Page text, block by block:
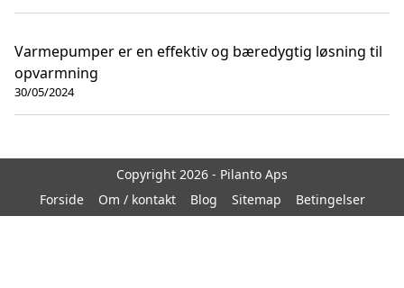
Varmepumper er en effektiv og bæredygtig løsning til
opvarmning
30/05/2024
Copyright 2026 - Pilanto Aps
Forside
Om / kontakt Blog Sitemap Betingelser